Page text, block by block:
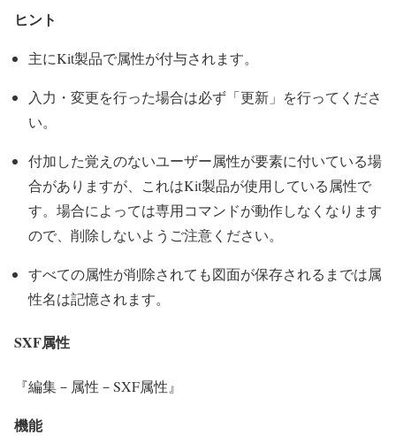
ヒント
主にKit製品で属性が付与されます。
入力・変更を行った場合は必ず「更新」を行ってくださ
い。
付加した覚えのないユーザー属性が要素に付いている場
合がありますが、これはKit製品が使用している属性で
す。場合によっては専用コマンドが動作しなくなります
ので、削除しないようご注意ください。
すべての属性が削除されても図面が保存されるまでは属
性名は記憶されます。
SXF属性
『編集－属性－SXF属性』
機能